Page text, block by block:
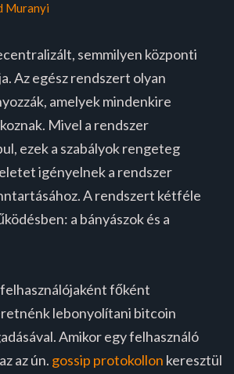
Muranyi
semmilyen központi
Az egész rendszert olyan
amelyek mindenkire
Mivel a rendszer
ezek a szabályok rengeteg
igényelnek a rendszer
A rendszert kétféle
a bányászok és a
főként
lebonyolítani bitcoin
Amikor egy felhasználó
az ún. gossip protokollon keresztül